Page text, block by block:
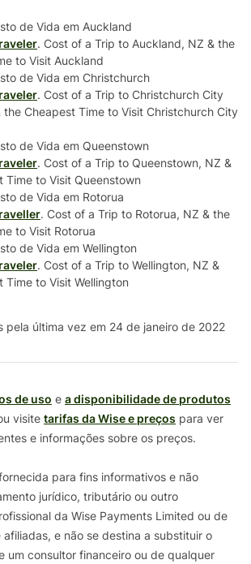
de Vida em Auckland
. Cost of a Trip to Auckland, NZ & the
to Visit Auckland
de Vida em Christchurch
. Cost of a Trip to Christchurch City
the Cheapest Time to Visit Christchurch City
de Vida em Queenstown
. Cost of a Trip to Queenstown, NZ &
Time to Visit Queenstown
de Vida em Rotorua
. Cost of a Trip to Rotorua, NZ & the
to Visit Rotorua
de Vida em Wellington
. Cost of a Trip to Wellington, NZ &
Time to Visit Wellington
pela última vez em 24 de janeiro de 2022
de uso e a disponibilidade de produtos
visite tarifas da Wise e preços para ver
e informações sobre os preços.
para fins informativos e não
jurídico, tributário ou outro
da Wise Payments Limited ou de
afiliadas, e não se destina a substituir o
um consultor financeiro ou de qualquer